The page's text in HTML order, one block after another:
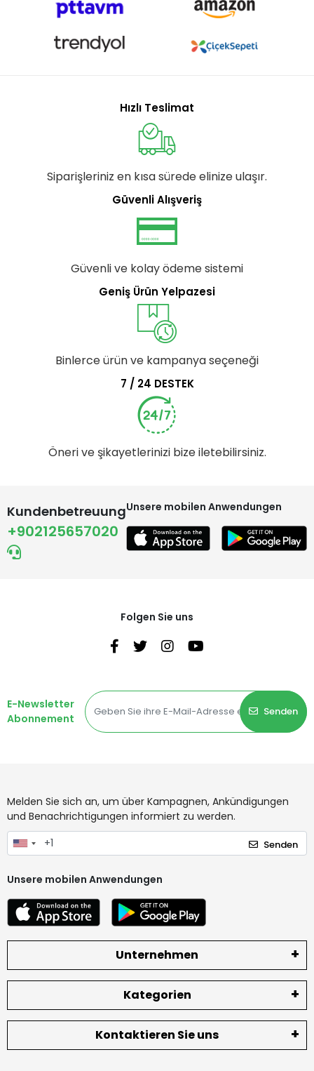
Hızlı Teslimat
Siparişleriniz en kısa sürede elinize ulaşır.
Güvenli Alışveriş
Güvenli ve kolay ödeme sistemi
Geniş Ürün Yelpazesi
Binlerce ürün ve kampanya seçeneği
7 / 24 DESTEK
Öneri ve şikayetlerinizi bize iletebilirsiniz.
Kundenbetreuung
+902125657020
Unsere mobilen Anwendungen
Folgen Sie uns
E-Newsletter
Abonnement
Senden
Melden Sie sich an, um über Kampagnen, Ankündigungen
und Benachrichtigungen informiert zu werden.
Senden
Unsere mobilen Anwendungen
Unternehmen
Kategorien
Kontaktieren Sie uns